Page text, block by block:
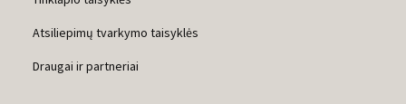
Atsiliepimų tvarkymo taisyklės
Draugai ir partneriai